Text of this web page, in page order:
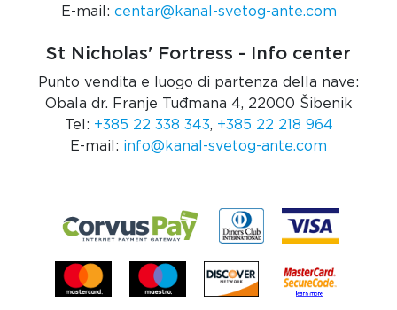
E-mail: centar@kanal-svetog-ante.com
St Nicholas' Fortress - Info center
Punto vendita e luogo di partenza della nave:
Obala dr. Franje Tuđmana 4, 22000 Šibenik
Tel: +385 22 338 343, +385 22 218 964
E-mail: info@kanal-svetog-ante.com